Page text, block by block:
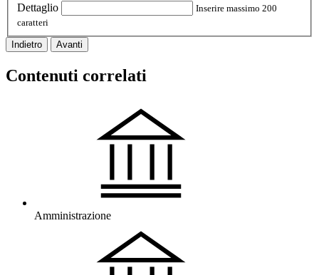
Dettaglio
Inserire massimo 200
caratteri
Indietro Avanti
Contenuti correlati
Amministrazione